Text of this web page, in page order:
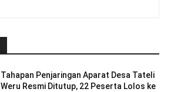
Tahapan Penjaringan Aparat Desa Tateli
Weru Resmi Ditutup, 22 Peserta Lolos ke